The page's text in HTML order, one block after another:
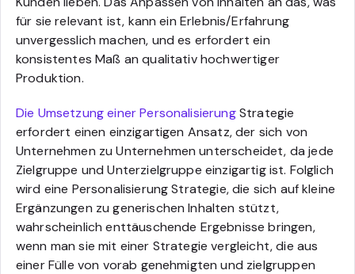
für sie relevant ist, kann ein Erlebnis/Erfahrung
unvergesslich machen, und es erfordert ein
konsistentes Maß an qualitativ hochwertiger
Produktion.
Die Umsetzung einer PersonalisierungStrategie
erfordert einen einzigartigen Ansatz, der sich von
Unternehmen zu Unternehmen unterscheidet, da jede
Zielgruppe und Unterzielgruppe einzigartig ist. Folglich
wird eine Personalisierung Strategie, die sich auf kleine
Ergänzungen zu generischen Inhalten stützt,
wahrscheinlich enttäuschende Ergebnisse bringen,
wenn man sie mit einer Strategie vergleicht, die aus
einer Fülle von vorab genehmigten und zielgruppen